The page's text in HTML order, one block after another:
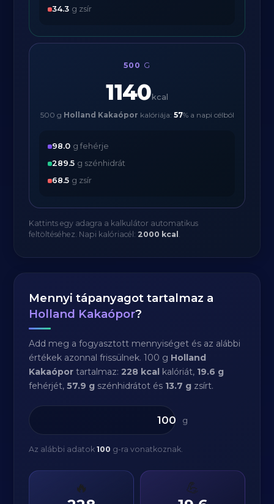
34.3 g zsír
500 G
1140 kcal
500 g Holland Kakaópor kalóriája: 57% a napi célból
98.0 g fehérje
289.5 g szénhidrát
68.5 g zsír
Kattints egy adagra a kalkulátor automatikus
feltöltéséhez. Napi kalóriacél:2000 kcal .
Mennyi tápanyagot tartalmaz a
Holland Kakaópor?
Add meg a fogyasztott mennyiséget és az alábbi
értékek azonnal frissülnek. 100 g Holland
Kakaópor tartalmaz:228 kcal kalóriát, 19.6 g
fehérjét,57.9 g szénhidrátot és 13.7 g zsírt.
g
Az alábbi adatok100 g-ra vonatkoznak.
🔥 💪